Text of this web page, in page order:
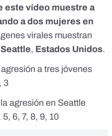
este vídeo muestre a
a dos mujeres en
virales muestran
, Estados Unidos.
a tres jóvenes
, 3
agresión en Seattle
5, 6, 7, 8, 9, 10